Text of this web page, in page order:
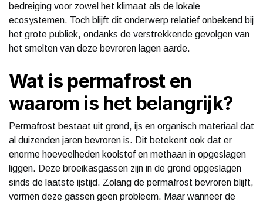
bedreiging voor zowel het klimaat als de lokale
ecosystemen. Toch blijft dit onderwerp relatief onbekend bij
het grote publiek, ondanks de verstrekkende gevolgen van
het smelten van deze bevroren lagen aarde.
Wat is permafrost en
waarom is het belangrijk?
Permafrost bestaat uit grond, ijs en organisch materiaal dat
al duizenden jaren bevroren is. Dit betekent ook dat er
enorme hoeveelheden koolstof en methaan in opgeslagen
liggen. Deze broeikasgassen zijn in de grond opgeslagen
sinds de laatste ijstijd. Zolang de permafrost bevroren blijft,
vormen deze gassen geen probleem. Maar wanneer de